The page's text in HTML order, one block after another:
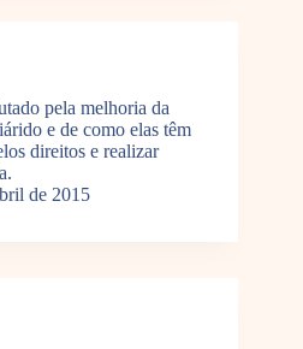
pela melhoria da
e de como elas têm
direitos e realizar
de 2015